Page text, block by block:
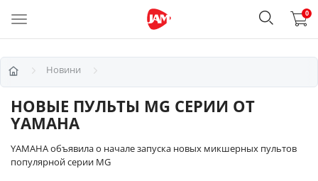
0
Новини
НОВЫЕ ПУЛЬТЫ MG СЕРИИ ОТ
YAMAHA
YAMAHA объявила о начале запуска новых микшерных пультов
популярной серии MG